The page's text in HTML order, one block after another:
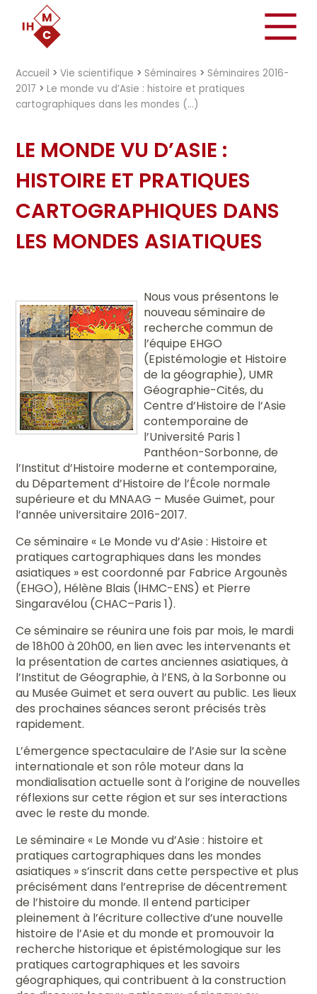
Accueil >Vie scientifique > Séminaires > Séminaires 2016-
2017 >Le monde vu d’Asie : histoire et pratiques
cartographiques dans les mondes (…)
LE MONDE VU D’ASIE :
HISTOIRE ET PRATIQUES
CARTOGRAPHIQUES DANS
LES MONDES ASIATIQUES
Nous vous présentons le
nouveau séminaire de
recherche commun de
l’équipe EHGO
(Epistémologie et Histoire
de la géographie), UMR
Géographie-Cités, du
Centre d’Histoire de l’Asie
contemporaine de
l’Université Paris 1
Panthéon-Sorbonne, de
l’Institut d’Histoire moderne et contemporaine,
du Département d’Histoire de l’École normale
supérieure et du MNAAG – Musée Guimet, pour
l’année universitaire 2016-2017.
Ce séminaire « Le Monde vu d’Asie : Histoire et
pratiques cartographiques dans les mondes
asiatiques » est coordonné par Fabrice Argounès
(EHGO), Hélène Blais (IHMC-ENS) et Pierre
Singaravélou (CHAC–Paris 1).
Ce séminaire se réunira une fois par mois, le mardi
de 18h00 à 20h00, en lien avec les intervenants et
la présentation de cartes anciennes asiatiques, à
l’Institut de Géographie, à l’ENS, à la Sorbonne ou
au Musée Guimet et sera ouvert au public. Les lieux
des prochaines séances seront précisés très
rapidement.
L’émergence spectaculaire de l’Asie sur la scène
internationale et son rôle moteur dans la
mondialisation actuelle sont à l’origine de nouvelles
réflexions sur cette région et sur ses interactions
avec le reste du monde.
Le séminaire « Le Monde vu d’Asie : histoire et
pratiques cartographiques dans les mondes
asiatiques » s’inscrit dans cette perspective et plus
précisément dans l’entreprise de décentrement
de l’histoire du monde. Il entend participer
pleinement à l’écriture collective d’une nouvelle
histoire de l’Asie et du monde et promouvoir la
recherche historique et épistémologique sur les
pratiques cartographiques et les savoirs
géographiques, qui contribuent à la construction